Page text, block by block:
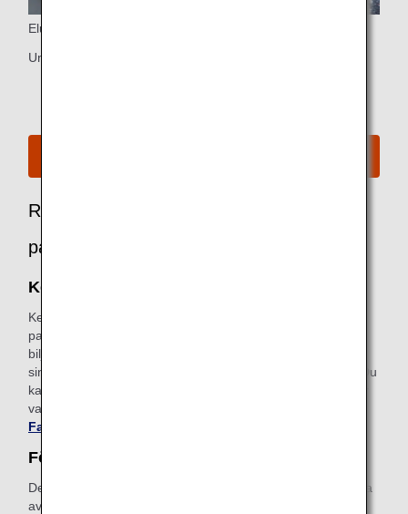
Eluttag
Universellt uttag för dator och USB-port
Rekommenderade alternativ för
passagerare i Premium Economy
Keep My Fare
Keep My Fare är en bekväm tjänst som gör det möjligt för
passagerare att behålla sina boknings- och
biljettprisuppgifter om de behöver mer tid för att bestämma
sina biljettköp (upp till 72 timmar innan biljetten utfärdas). Du
kan ansöka om tjänsten från betalningsskärmen när du har
valt önskad flygresa och biljettpris.
Fare
Förbetalt extrabagage
Det här är en bekväm tjänst som gör att du kan betala extra
avgifter i förväg på ANA:s webbplats för bagage som